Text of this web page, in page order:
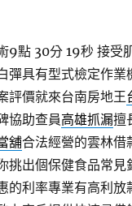
9點 30分 19秒接受
彈具有型式檢定作業
評價就來台南房地王
協助查員高雄抓漏擅
舖合法經營的雲林借
挑出個保健食品常
的利率專業有高利放